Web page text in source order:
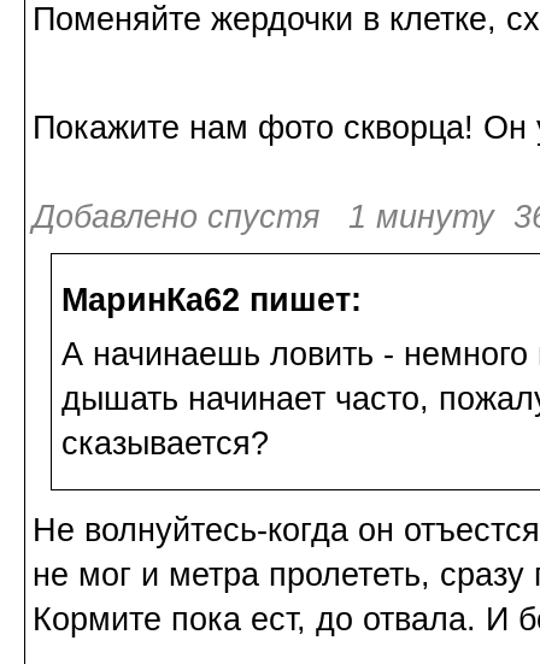
Поменяйте жердочки в клетке,
Покажите нам фото скворца! Он
Добавлено спустя 1 минуту
МаринКа62 пишет:
А начинаешь ловить - немного
дышать начинает часто,
сказывается?
Не волнуйтесь-когда он
не мог и метра пролететь,
Кормите пока ест, до отвала. И